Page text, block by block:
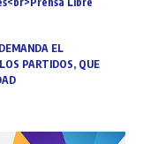
EL
PARTIDOS, QUE